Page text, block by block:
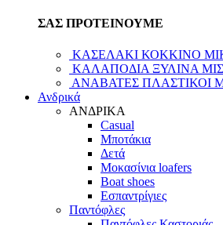
ΣΑΣ ΠΡΟΤΕΙΝΟΥΜΕ
ΚΑΣΕΛΑΚΙ ΚΟΚΚΙΝΟ
ΚΑΛΑΠΟΔΙΑ ΞΥΛΙΝΑ
ΑΝΑΒΑΤΕΣ ΠΛΑΣΤΙΚΟΙ
Ανδρικά
ΑΝΔΡΙΚΑ
Casual
Μποτάκια
Δετά
Μοκασίνια loafers
Boat shoes
Εσπαντρίγιες
Παντόφλες